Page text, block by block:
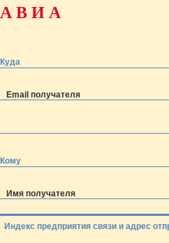
А В И А
Куда
Email получателя
Кому
Имя получателя
Индекс предприятия связи и адрес